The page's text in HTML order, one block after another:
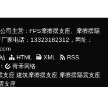
司主营：FPS摩擦摆支座、摩擦摆隔
家电话：13323182312，网址：
HTML XML
RSS
青禾网络
支座 建筑摩擦摆支座 摩擦摆隔震支座
支座